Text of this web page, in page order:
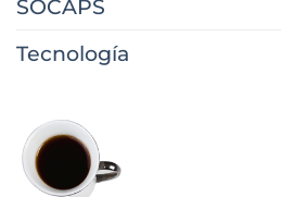
SOCAPS
Tecnología